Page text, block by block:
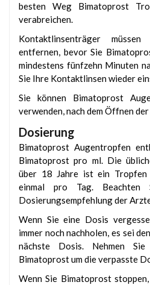
besten Weg Bimatoprost
verabreichen.
Kontaktlinsenträger
entfernen, bevor Sie
mindestens fünfzehn Minuten
Sie Ihre Kontaktlinsen wieder
Sie können Bimatoprost
verwenden, nach dem Öffnen
Dosierung
Bimatoprost Augentropfen
Bimatoprost pro ml. Die
über 18 Jahre ist ein
einmal pro Tag. Beachten
Dosierungsempfehlung der
Wenn Sie eine Dosis
immer noch nachholen, es sei
nächste Dosis. Nehmen
Bimatoprost um die verpasste
Wenn Sie Bimatoprost